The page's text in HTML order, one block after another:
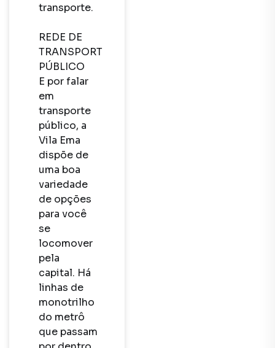
transporte.
REDE DE
TRANSPORTE
PÚBLICO
E por falar
em
transporte
público, a
Vila Ema
dispõe de
uma boa
variedade
de opções
para você
se
locomover
pela
capital. Há
linhas de
monotrilho
do metrô
que passam